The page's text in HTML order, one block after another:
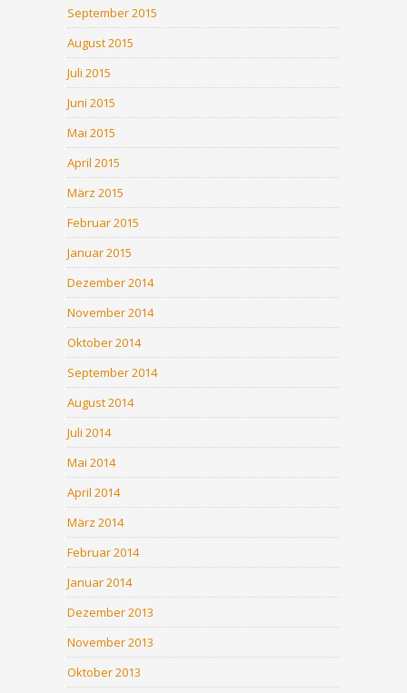
September 2015
August 2015
Juli 2015
Juni 2015
Mai 2015
April 2015
März 2015
Februar 2015
Januar 2015
Dezember 2014
November 2014
Oktober 2014
September 2014
August 2014
Juli 2014
Mai 2014
April 2014
März 2014
Februar 2014
Januar 2014
Dezember 2013
November 2013
Oktober 2013